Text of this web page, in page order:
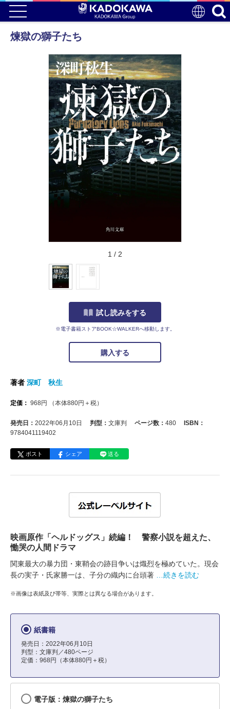
煉獄の獅子たち
1 / 2
試し読みをする
※電子書籍ストアBOOK☆WALKERへ移動します。
購入する
著者 深町 秋生
定価： 968円 （本体880円＋税）
発売日： 2022年06月10日 判型： 文庫判 ページ数： 480
ISBN：
9784041119402
ポスト シェア 送る
映画原作「ヘルドッグス」続編！ 警察小説を超えた、
慟哭の人間ドラマ
関東最大の暴力団・東鞘会の跡目争いは熾烈を極めていた。現会
長の実子・氏家勝一は、子分の織内に台頭著
…続きを読む
※画像は表紙及び帯等、実際とは異なる場合があります。
紙書籍
発売日：2022年06月10日
判型：文庫判／480ページ
定価：968円（本体880円＋税）
電子版：煉獄の獅子たち